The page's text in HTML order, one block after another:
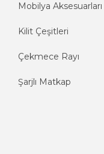
Mobilya Aksesuarları
Kilit Çeşitleri
Çekmece Rayı
Şarjlı Matkap